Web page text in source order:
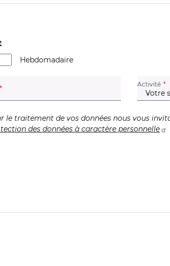
Hebdomadaire
(champ obligatoire) Activité
le traitement de vos données nous vous
des données à caractère personnelle